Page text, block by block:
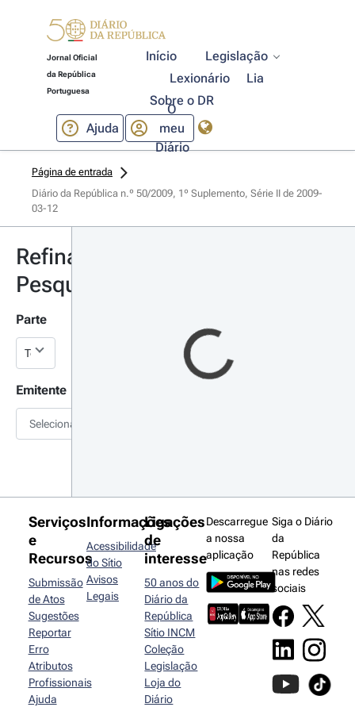
Jornal Oficial
da República
Portuguesa
Início
Legislação
Lexionário
Lia
Sobre o DR
Ajuda
O
meu
Diário
Página de entrada
Diário da República n.º 50/2009, 1º Suplemento, Série II de 2009-
03-12
Refinar
Pesquisa
Parte
Emitente
Selecionar
Serviços
e
Recursos
Submissão
de Atos
Sugestões
Reportar
Erro
Atributos
Profissionais
Ajuda
Informações
Acessibilidade
do Sítio
Avisos
Legais
Ligações
de
interesse
50 anos do
Diário da
República
Sítio INCM
Coleção
Legislação
Loja do
Diário
Descarregue
a nossa
aplicação
Siga o Diário
da
República
nas redes
sociais